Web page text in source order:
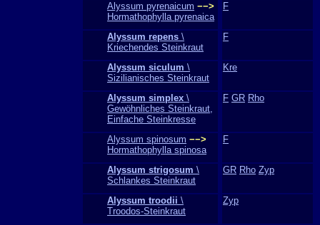
Alyssum pyrenaicum −−>
Hormathophylla pyrenaica
F
Alyssum repens \
Kriechendes Steinkraut
F
Alyssum siculum \
Sizilianisches Steinkraut
Kre
Alyssum simplex \
Gewöhnliches Steinkraut,
Einfache Steinkresse
F GR Rho
Alyssum spinosum −−>
Hormathophylla spinosa
F
Alyssum strigosum \
Schlankes Steinkraut
GR Rho Zyp
Alyssum troodii \
Troodos-Steinkraut
Zyp